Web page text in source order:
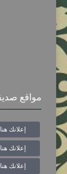
مواقع
إعلانك هنا
إعلانك هنا
إعلانك هنا